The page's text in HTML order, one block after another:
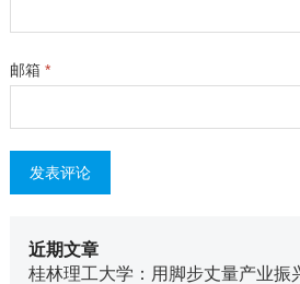
邮箱 *
近期文章
桂林理工大学：用脚步丈量产业振